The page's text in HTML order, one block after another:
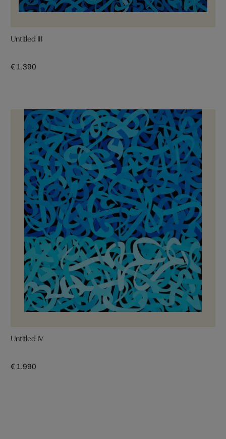
Untitled III
€ 1.390
Untitled IV
€ 1.990